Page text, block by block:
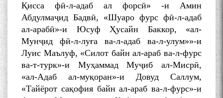
Қисса фӣ-л-адаб ал форсӣ» -и Амин
Абдулмаҷид Бадвӣ, «Шуаро фурс фӣ-л-адаб
ал-арабӣ»-и Юсуф Ҳусайн Баккор, «ал-
Мунҷид фӣ-л-луға ва-л-адаб ва-л-улум»»-и
Луис Маълуф, «Силот байн ал-араб ва-л-фурс
ва-т-турк»-и Муҳаммад Муҷиб ал-Мисрӣ,
«ал-Адаб ал-муқоран»-и Довуд Саллум,
«Тайёрот сақофия байн ал-араб ва-л-фурс»-и